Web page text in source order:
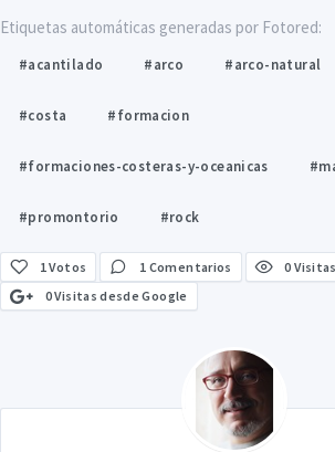
Etiquetas automáticas generadas por Fotored:
#acantilado #arco #arco-natural
#costa #formacion
#formaciones-costeras-y-oceanicas
#promontorio #rock
1Votos 1 Comentarios
0 Visitas
0 Visitas desde Google